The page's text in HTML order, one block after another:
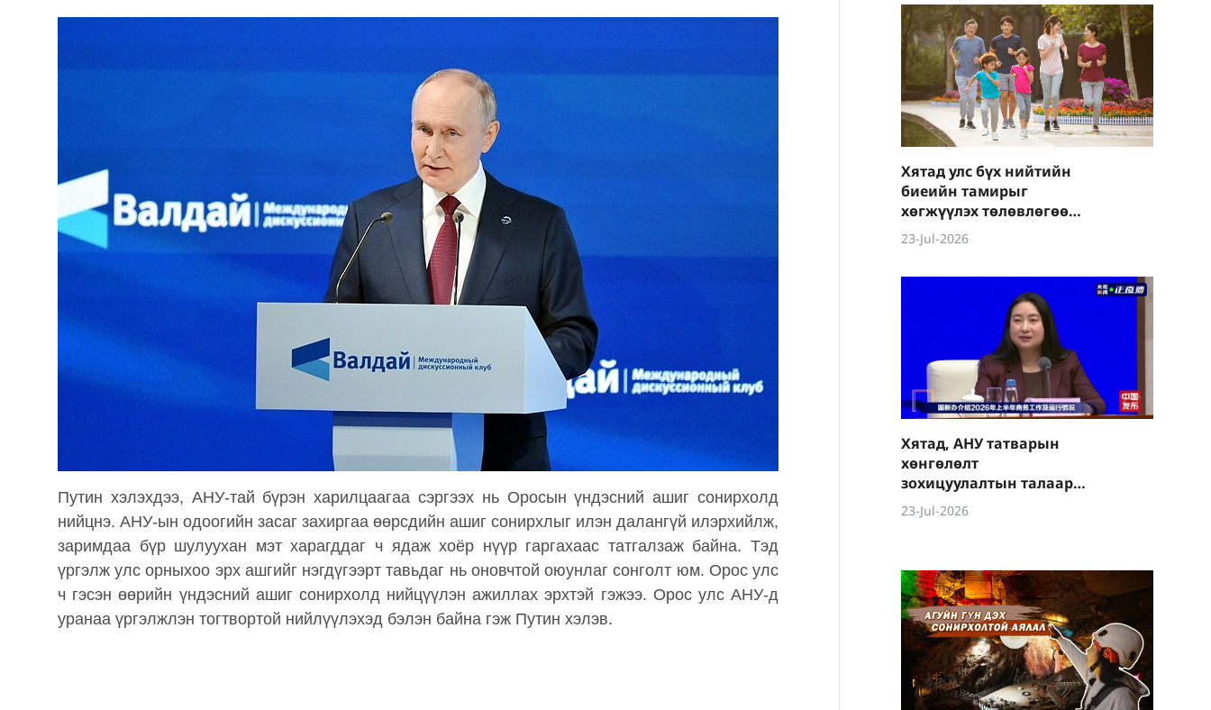
Путин хэлэхдээ, АНУ-тай бүрэн харилцаагаа сэргээх нь Оросын үндэсний ашиг сонирхолд
нийцнэ. АНУ-ын одоогийн засаг захиргаа өөрсдийн ашиг сонирхлыг илэн далангүй илэрхийлж,
заримдаа бүр шулуухан мэт харагддаг ч ядаж хоёр нүүр гаргахаас татгалзаж байна. Тэд
үргэлж улс орныхоо эрх ашгийг нэгдүгээрт тавьдаг нь оновчтой оюунлаг сонголт юм. Орос улс
ч гэсэн өөрийн үндэсний ашиг сонирхолд нийцүүлэн ажиллах эрхтэй гэжээ. Орос улс АНУ-д
уранаа үргэлжлэн тогтвортой нийлүүлэхэд бэлэн байна гэж Путин хэлэв.
өөрсдийн гарт байлгах
ёстой
Хятад улс бүх нийтийн
биеийн тамирыг
хөгжүүлэх төлөвлөгөө
баталлаа
23-Jul-2026
Хятад, АНУ татварын
хөнгөлөлт
зохицуулалтын талаар
санал хурааж, түргэн
хэрэгжүүлэхээр байна
23-Jul-2026